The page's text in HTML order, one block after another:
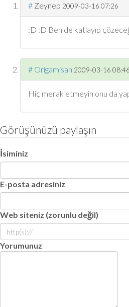
# Zeynep 2009-03-16 07:26
:D :D Ben de katlayıp
# Origamisan 2009-03-16 08:46
Hiç merak etmeyin onu da
Görüşünüzü paylaşın
İsiminiz
E-posta adresiniz
Web siteniz (zorunlu değil)
Yorumunuz